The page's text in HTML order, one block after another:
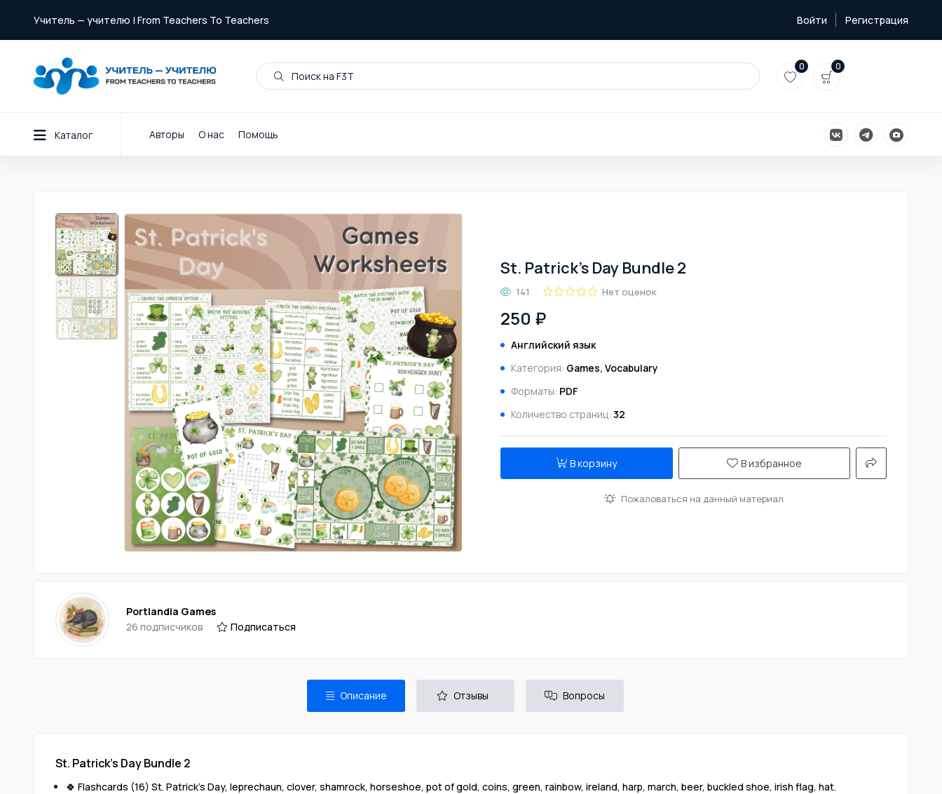
Учитель — учителю | From Teachers To Teachers Войти Регистрация
Поиск на F3T
0 0
Каталог Авторы О нас Помощь
St. Patrick's Day Bundle 2
141 Нет оценок
250 ₽
Английский язык
Категория: Games, Vocabulary
Форматы: PDF
Количество страниц: 32
В корзину В избранное
Пожаловаться на данный материал
Portlandia Games
26 подписчиков
Подписаться
Описание Отзывы Вопросы
St. Patrick's Day Bundle 2
🍀 Flashcards (16) St. Patrick's Day, leprechaun, clover, shamrock, horseshoe, pot of gold, coins, green, rainbow, ireland, harp, march, beer, buckled shoe, irish flag, hat.